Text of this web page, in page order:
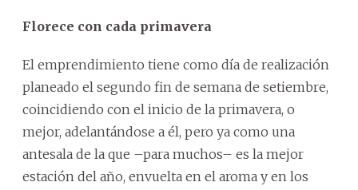
Florece con cada primavera
El emprendimiento tiene como día de realización
planeado el segundo fin de semana de setiembre,
coincidiendo con el inicio de la primavera, o
mejor, adelantándose a él, pero ya como una
antesala de la que –para muchos– es la mejor
estación del año, envuelta en el aroma y en los